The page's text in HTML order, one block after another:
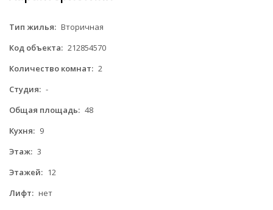
Тип жилья: Вторичная
Код объекта: 212854570
Количество комнат: 2
Студия: -
Общая площадь: 48
Кухня: 9
Этаж: 3
Этажей: 12
Лифт: нет